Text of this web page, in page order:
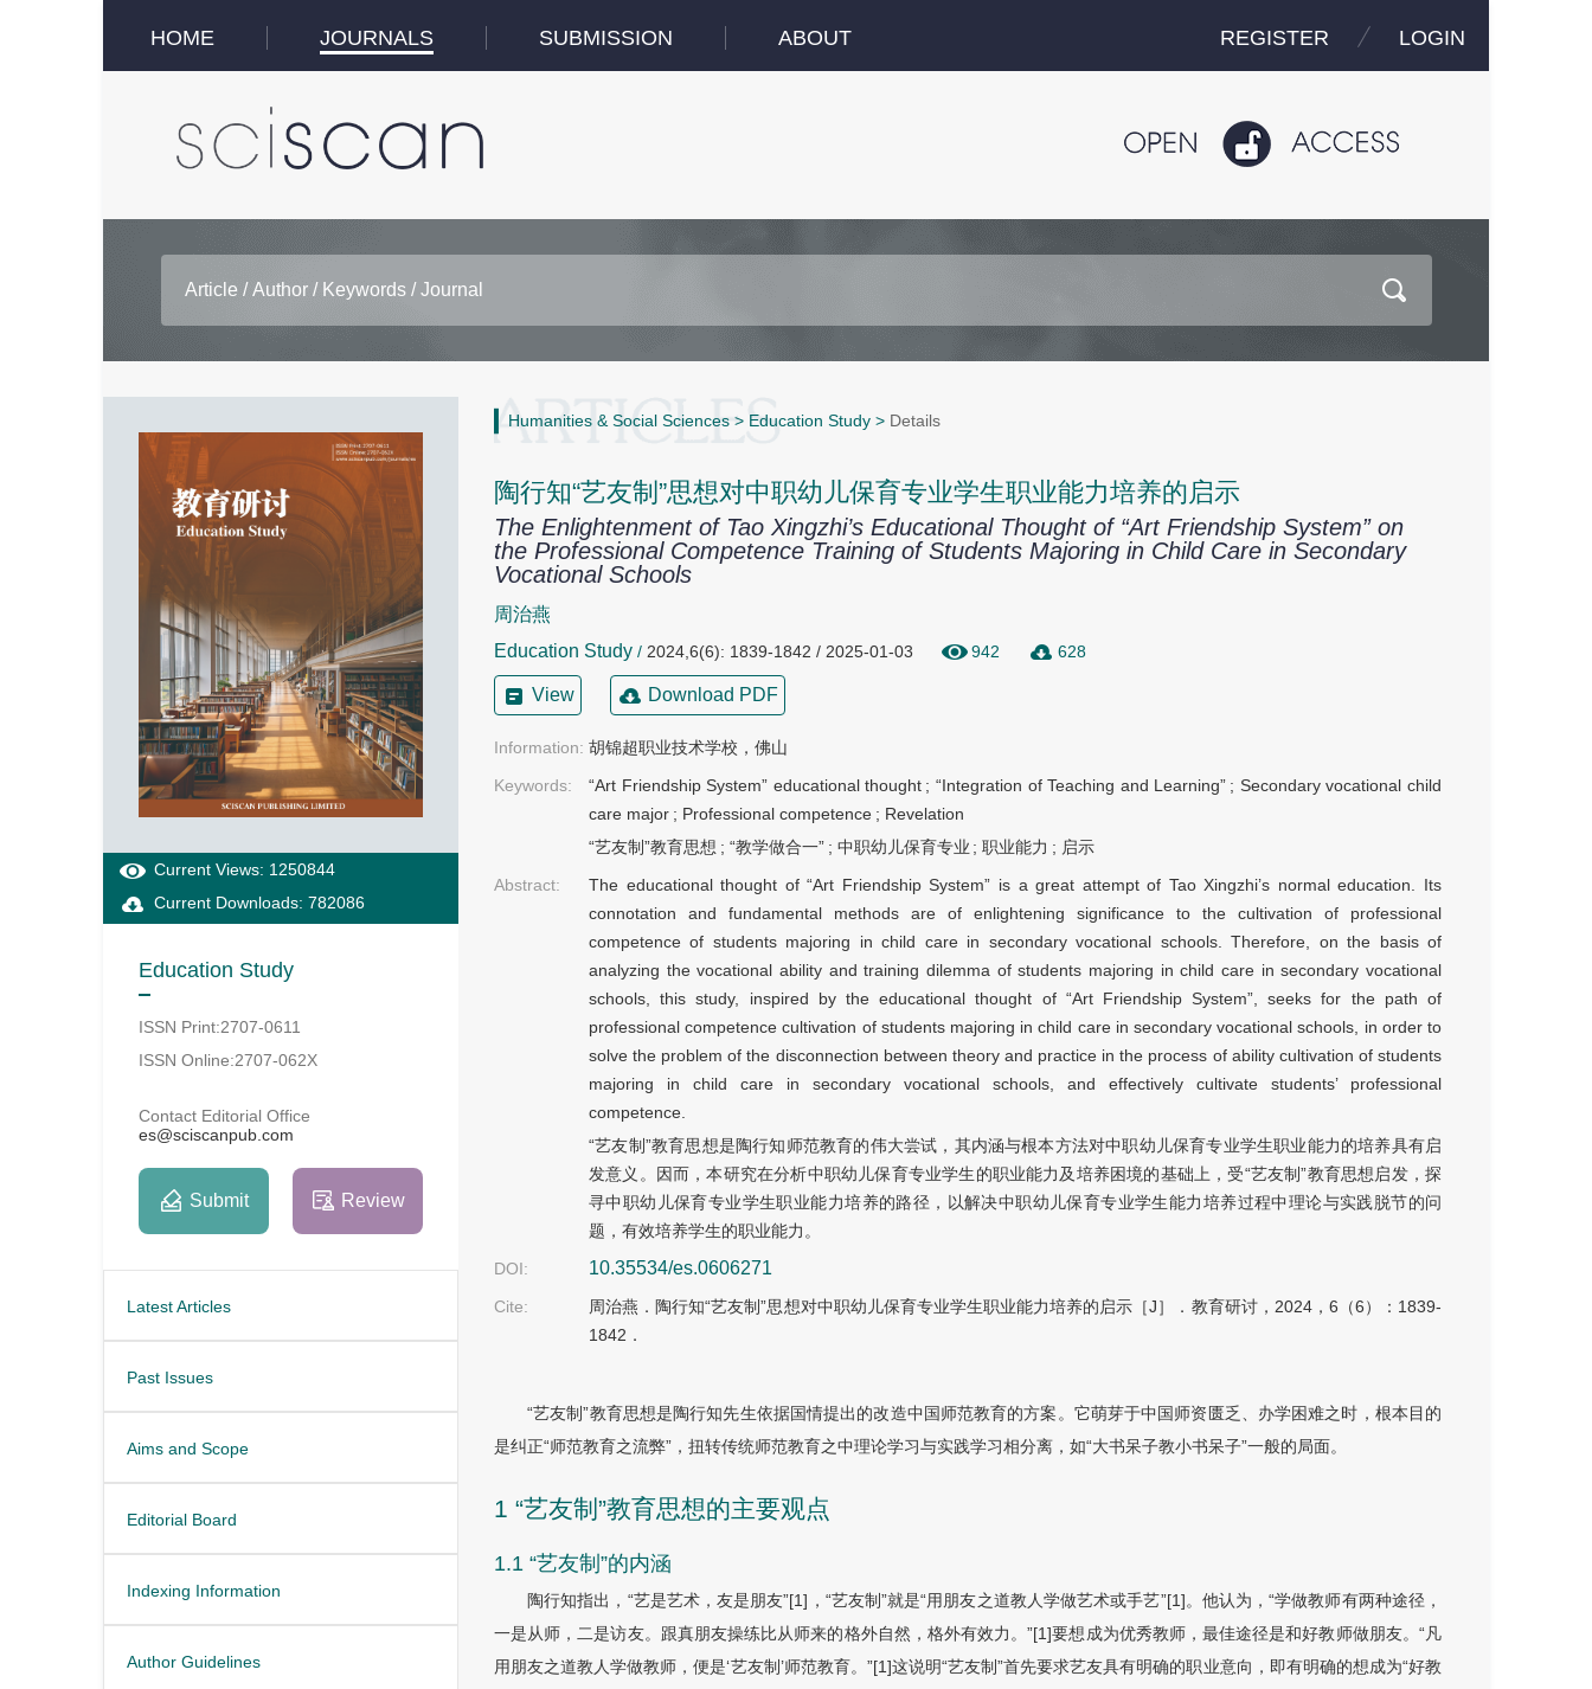
HOME JOURNALS SUBMISSION ABOUT REGISTER LOGIN
Current Views: 1250844
Current Downloads: 782086
Education Study
ISSN Print:2707-0611
ISSN Online:2707-062X
Contact Editorial Office
es@sciscanpub.com
Submit Review
Latest Articles
Past Issues
Aims and Scope
Editorial Board
Indexing Information
Author Guidelines
Humanities & Social Sciences > Education Study > Details
陶行知“艺友制”思想对中职幼儿保育专业学生职业能力培养的启示
The Enlightenment of Tao Xingzhi’s Educational Thought of “Art Friendship System” on
the Professional Competence Training of Students Majoring in Child Care in Secondary
Vocational Schools
周治燕
Education Study / 2024,6(6): 1839-1842 / 2025-01-03 942 628
View Download PDF
Information: 胡锦超职业技术学校，佛山
Keywords:
“Art Friendship System” educational thought ; “Integration of Teaching and Learning” ; Secondary vocational child
care major ; Professional competence ; Revelation
“艺友制”教育思想 ; “教学做合一” ; 中职幼儿保育专业 ;职业能力 ; 启示
Abstract:
The educational thought of “Art Friendship System” is a great attempt of Tao Xingzhi’s normal education. Its
connotation and fundamental methods are of enlightening significance to the cultivation of professional
competence of students majoring in child care in secondary vocational schools. Therefore, on the basis of
analyzing the vocational ability and training dilemma of students majoring in child care in secondary vocational
schools, this study, inspired by the educational thought of “Art Friendship System”, seeks for the path of
professional competence cultivation of students majoring in child care in secondary vocational schools, in order to
solve the problem of the disconnection between theory and practice in the process of ability cultivation of students
majoring in child care in secondary vocational schools, and effectively cultivate students’ professional
competence.
“艺友制”教育思想是陶行知师范教育的伟大尝试，其内涵与根本方法对中职幼儿保育专业学生职业能力的培养具有启
发意义。因而，本研究在分析中职幼儿保育专业学生的职业能力及培养困境的基础上，受“艺友制”教育思想启发，探
寻中职幼儿保育专业学生职业能力培养的路径，以解决中职幼儿保育专业学生能力培养过程中理论与实践脱节的问
题，有效培养学生的职业能力。
DOI:
10.35534/es.0606271
Cite:
周治燕．陶行知“艺友制”思想对中职幼儿保育专业学生职业能力培养的启示［J］．教育研讨，2024，6（6）：1839-
1842．
“艺友制”教育思想是陶行知先生依据国情提出的改造中国师范教育的方案。它萌芽于中国师资匮乏、办学困难之时，根本目的
是纠正“师范教育之流弊”，扭转传统师范教育之中理论学习与实践学习相分离，如“大书呆子教小书呆子”一般的局面。
1 “艺友制”教育思想的主要观点
1.1 “艺友制”的内涵
陶行知指出，“艺是艺术，友是朋友”[1]，“艺友制”就是“用朋友之道教人学做艺术或手艺”[1]。他认为，“学做教师有两种途径，
一是从师，二是访友。跟真朋友操练比从师来的格外自然，格外有效力。”[1]要想成为优秀教师，最佳途径是和好教师做朋友。“凡
用朋友之道教人学做教师，便是‘艺友制’师范教育。”[1]这说明“艺友制”首先要求艺友具有明确的职业意向，即有明确的想成为“好教